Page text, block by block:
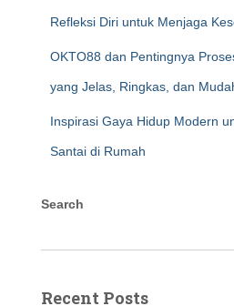
Refleksi Diri untuk Menjaga
OKTO88 dan Pentingnya
yang Jelas, Ringkas, dan
Inspirasi Gaya Hidup Modern
Santai di Rumah
Search
Recent Posts